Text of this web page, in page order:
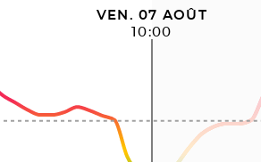
VEN. 07 AOÛT
10:00